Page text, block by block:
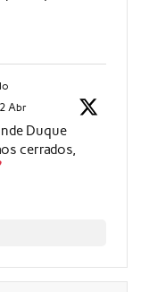
2 Abr
Duque
cerrados,